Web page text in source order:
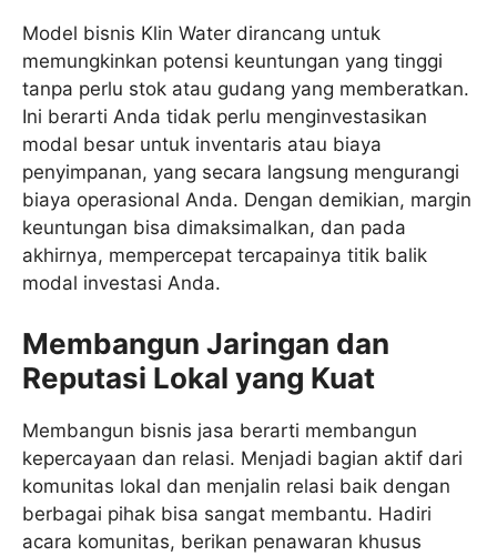
Model bisnis Klin Water dirancang untuk
memungkinkan potensi keuntungan yang tinggi
tanpa perlu stok atau gudang yang memberatkan.
Ini berarti Anda tidak perlu menginvestasikan
modal besar untuk inventaris atau biaya
penyimpanan, yang secara langsung mengurangi
biaya operasional Anda. Dengan demikian, margin
keuntungan bisa dimaksimalkan, dan pada
akhirnya, mempercepat tercapainya titik balik
modal investasi Anda.
Membangun Jaringan dan
Reputasi Lokal yang Kuat
Membangun bisnis jasa berarti membangun
kepercayaan dan relasi. Menjadi bagian aktif dari
komunitas lokal dan menjalin relasi baik dengan
berbagai pihak bisa sangat membantu. Hadiri
acara komunitas, berikan penawaran khusus